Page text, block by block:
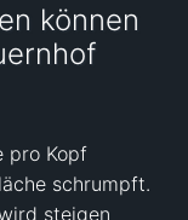
können
pro Kopf
schrumpft.
steigen